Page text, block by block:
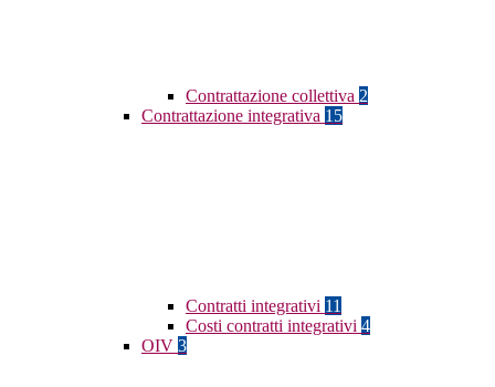
Contrattazione collettiva 2
Contrattazione integrativa 15
Contratti integrativi 11
Costi contratti integrativi 4
OIV 3